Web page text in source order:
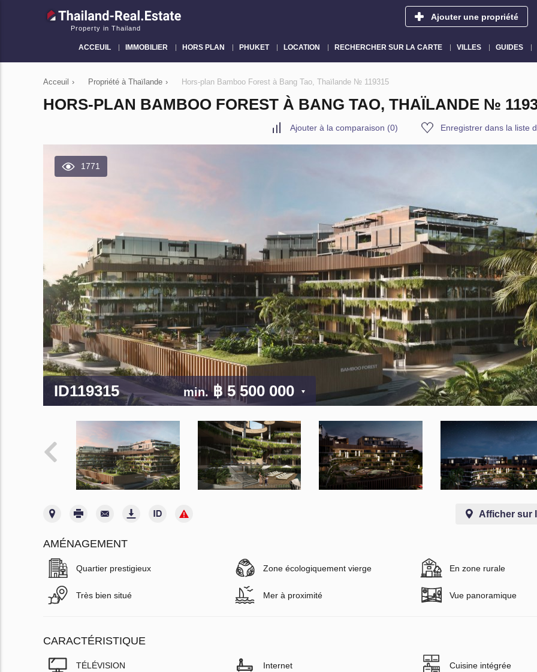
Property in Thailand
Ajouter une propriété
ACCEUIL IMMOBILIER HORS PLAN PHUKET LOCATION RECHERCHER SUR LA CARTE VILLES GUIDES
Acceuil › Propriété à Thaïlande › Hors-plan Bamboo Forest à Bang Tao, Thaïlande № 119315
HORS-PLAN BAMBOO FOREST À BANG TAO, THAÏLANDE №
Ajouter à la comparaison (0) Enregistrer dans la liste
1771
ID119315 min.฿ 5 500 000
Afficher sur
AMÉNAGEMENT
Quartier prestigieux Zone écologiquement vierge En zone rurale
Très bien situé Mer à proximité Vue panoramique
CARACTÉRISTIQUE
TÉLÉVISION Internet Cuisine intégrée